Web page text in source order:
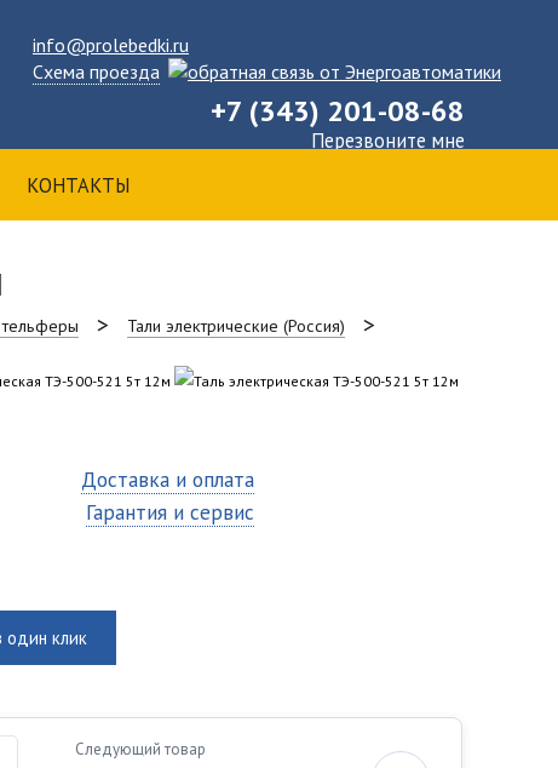
info@prolebedki.ru
Схема проезда
+7 (343) 201-08-68
Перезвоните мне
КОНТАКТЫ
тельферы Тали электрические (Россия)
Доставка и оплата
Гарантия и сервис
один клик
Следующий товар